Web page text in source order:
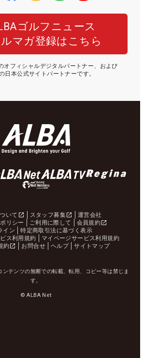
ゴルフニュース
ルマガ登録はこちら
オフィシャルデジタルパートナー、および
日本公式サイトパートナーです。
いて スタッフ募集
運営会社
リシー
ご利用に際して
会員規約
イン
特定商取引法に基づく表示
ス利用規約
マイページサービス利用規約
約
お問合せ ヘルプ サイトマップ
テンツの無断での転載、転用、コピー等は禁じま
す。
© ALBA Net